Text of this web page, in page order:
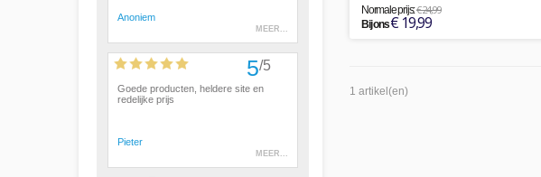
Normale prijs:€ 24,99
Bij ons€ 19,99
1 artikel(en)